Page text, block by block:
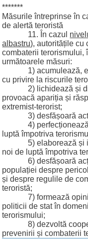
*******
Măsurile întreprinse în
de alertă teroristă
11. În cazul
albastru), autoritățile cu
combaterii terorismului,
următoarele măsuri:
1) acumulează,
cu privire la riscurile
2) lichidează și
provoacă apariția și
extremist-terorist;
3) desfășoară
4) perfecționează
luptă împotriva
5) elaborează și
noi de luptă împotriva
6) desfășoară
populației despre
și despre regulile de
teroristă;
7) formează opinia
politicii de stat în
terorismului;
8) dezvoltă
prevenirii și combaterii